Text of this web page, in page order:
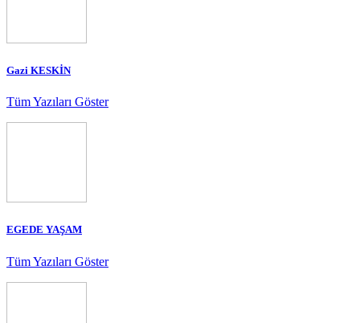
Gazi KESKİN
Tüm Yazıları Göster
EGEDE YAŞAM
Tüm Yazıları Göster